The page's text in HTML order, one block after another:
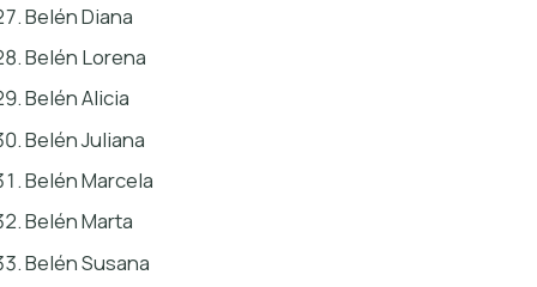
Belén Diana
Belén Lorena
Belén Alicia
Belén Juliana
Belén Marcela
Belén Marta
Belén Susana